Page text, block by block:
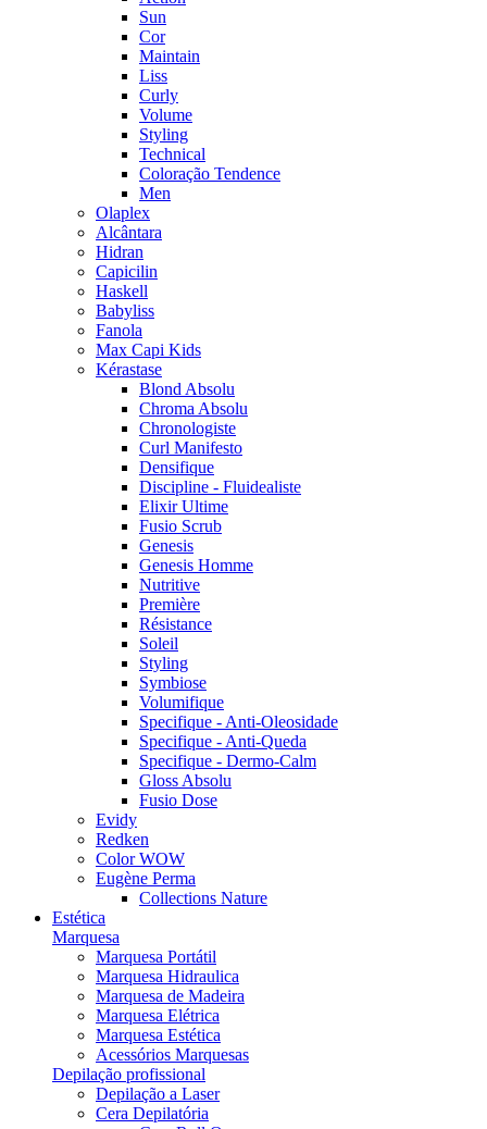
Sun
Cor
Maintain
Liss
Curly
Volume
Styling
Technical
Coloração Tendence
Men
Olaplex
Alcântara
Hidran
Capicilin
Haskell
Babyliss
Fanola
Max Capi Kids
Kérastase
Blond Absolu
Chroma Absolu
Chronologiste
Curl Manifesto
Densifique
Discipline - Fluidealiste
Elixir Ultime
Fusio Scrub
Genesis
Genesis Homme
Nutritive
Première
Résistance
Soleil
Styling
Symbiose
Volumifique
Specifique - Anti-Oleosidade
Specifique - Anti-Queda
Specifique - Dermo-Calm
Gloss Absolu
Fusio Dose
Evidy
Redken
Color WOW
Eugène Perma
Collections Nature
Estética
Marquesa
Marquesa Portátil
Marquesa Hidraulica
Marquesa de Madeira
Marquesa Elétrica
Marquesa Estética
Acessórios Marquesas
Depilação profissional
Depilação a Laser
Cera Depilatória